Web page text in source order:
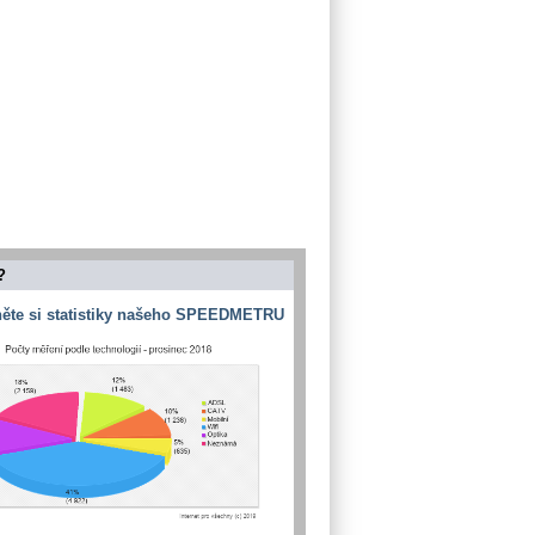
si statistiky našeho SPEEDMETRU